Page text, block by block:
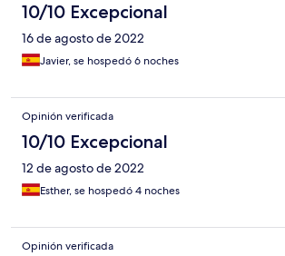
10/10 Excepcional
16 de agosto de 2022
Javier, se hospedó 6 noches
Opinión verificada
10/10 Excepcional
12 de agosto de 2022
Esther, se hospedó 4 noches
Opinión verificada